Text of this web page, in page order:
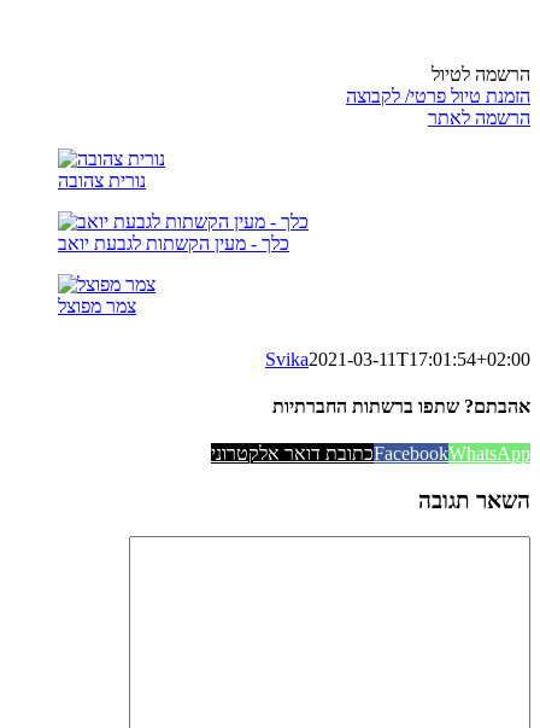
הרשמה לטיול
הזמנת טיול פרטי/ לקבוצה
הרשמה לאתר
נורית צהובה
כלך - מעין הקשתות לגבעת יואב
צמר מפוצל
Svika2021-03-11T17:01:54+02:00
אהבתם? שתפו ברשתות החברתיות
FacebookWhatsApp כתובת דואר אלקטרוני
השאר תגובה